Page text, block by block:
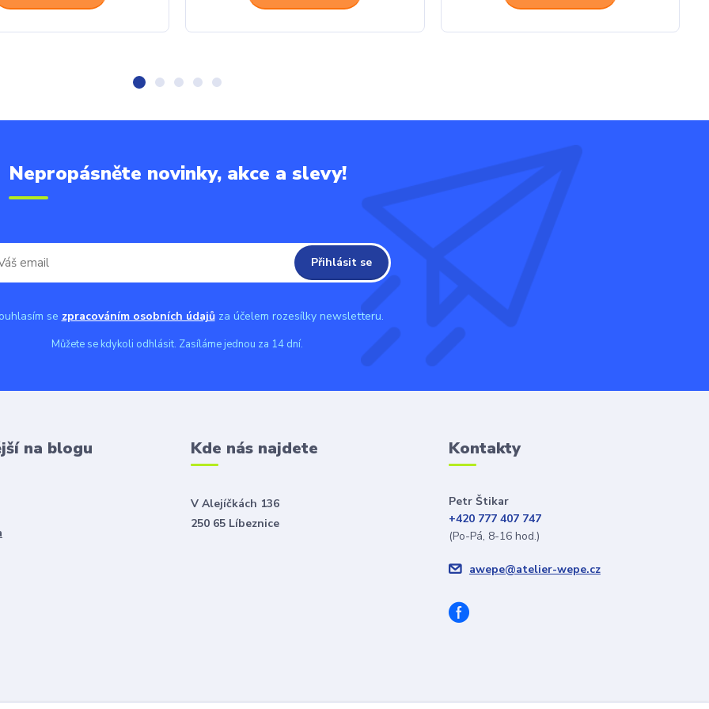
Nepropásněte novinky, akce a slevy!
Přihlásit se
se zpracováním osobních údajůza účelem rozesílky newsletteru.
Můžete se kdykoli odhlásit. Zasíláme jednou za 14 dní.
na blogu Kde nás najdete
V Alejíčkách 136
250 65 Líbeznice
Kontakty
Petr Štikar
+420 777 407 747
(Po-Pá, 8-16 hod.)
awepe@atelier-wepe.cz